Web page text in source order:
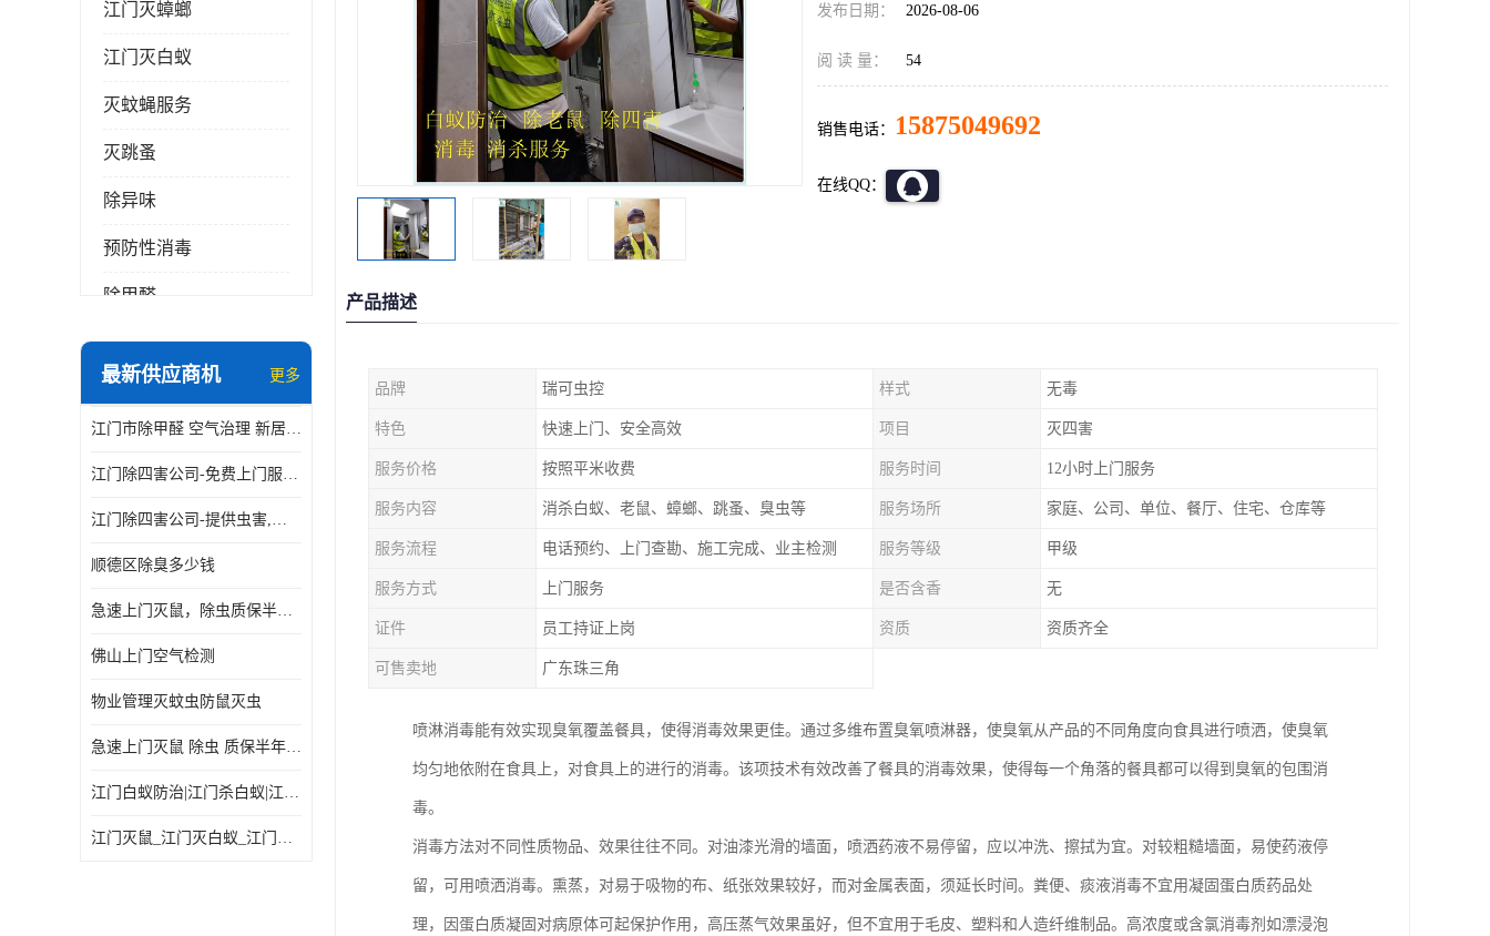
江门灭蟑螂
江门灭白蚁
灭蚊蝇服务
灭跳蚤
除异味
预防性消毒
除甲醛
最新供应商机 更多
江门市除甲醛 空气治理 新居除异味 除苯 装修后异味清除
江门除四害公司-免费上门服务-随叫随到
江门除四害公司-提供虫害,病毒等全面消杀服务
顺德区除臭多少钱
急速上门灭鼠，除虫质保半年，白蚁、跳蚤、臭虫、蟑螂、德国小镰
佛山上门空气检测
物业管理灭蚊虫防鼠灭虫
急速上门灭鼠 除虫 质保半年 白蚁 跳蚤 臭虫 蟑螂 德国小镰
江门白蚁防治|江门杀白蚁|江门杀虫灭鼠|江门灭白蚁|
江门灭鼠_江门灭白蚁_江门灭蟑螂
发布日期： 2026-08-06
阅 读 量： 54
销售电话： 15875049692
在线QQ：
产品描述
品牌 瑞可虫控 样式 无毒
特色 快速上门、安全高效 项目 灭四害
服务价格 按照平米收费 服务时间 12小时上门服务
服务内容 消杀白蚁、老鼠、蟑螂、跳蚤、臭虫等 服务场所 家庭、公司、单位、餐厅、住宅、仓库等
服务流程 电话预约、上门查勘、施工完成、业主检测 服务等级 甲级
服务方式 上门服务 是否含香 无
证件 员工持证上岗 资质 资质齐全
可售卖地 广东珠三角
喷淋消毒能有效实现臭氧覆盖餐具，使得消毒效果更佳。通过多维布置臭氧喷淋器，使臭氧从产品的不同角度向食具进行喷洒，使臭氧
均匀地依附在食具上，对食具上的进行的消毒。该项技术有效改善了餐具的消毒效果，使得每一个角落的餐具都可以得到臭氧的包围消
毒。
消毒方法对不同性质物品、效果往往不同。对油漆光滑的墙面，喷洒药液不易停留，应以冲洗、擦拭为宜。对较粗糙墙面，易使药液停
留，可用喷洒消毒。熏蒸，对易于吸物的布、纸张效果较好，而对金属表面，须延长时间。粪便、痰液消毒不宜用凝固蛋白质药品处
理，因蛋白质凝固对病原体可起保护作用，高压蒸气效果虽好，但不宜用于毛皮、塑料和人造纤维制品。高浓度或含氯消毒剂如漂浸泡